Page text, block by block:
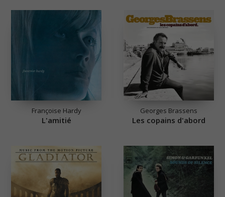
Françoise Hardy
L'amitié
Georges Brassens
Les copains d'abord